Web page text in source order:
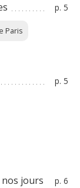
p. 5
Paris
p. 5
nos jours
p. 6